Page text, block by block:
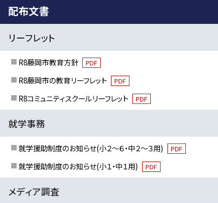
配布文書
リーフレット
R8藤岡市教育方針 PDF
R8藤岡市の教育リーフレット PDF
R8コミュニティスクールリーフレット PDF
就学事務
就学援助制度のお知らせ(小２～６・中２～３用) PDF
就学援助制度のお知らせ(小１・中１用) PDF
メディア調査